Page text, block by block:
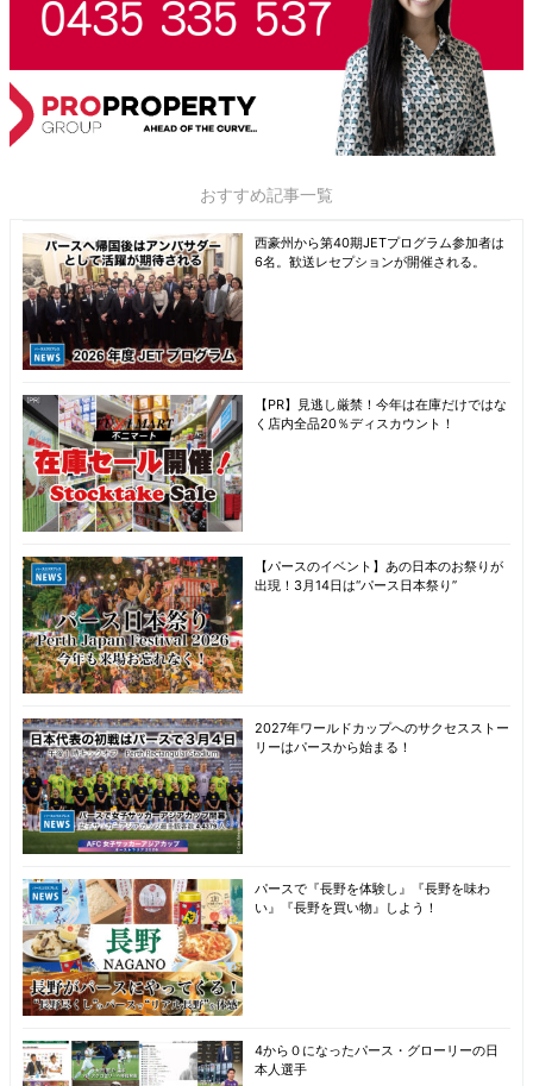
おすすめ記事一覧
西豪州から第40期JETプログラム参加者は
6名。歓送レセプションが開催される。
【PR】見逃し厳禁！今年は在庫だけではな
く店内全品20％ディスカウント！
【パースのイベント】あの日本のお祭りが
出現！3月14日は“パース日本祭り”
2027年ワールドカップへのサクセスストー
リーはパースから始まる！
パースで『長野を体験し』『長野を味わ
い』『長野を買い物』しよう！
4から０になったパース・グローリーの日
本人選手